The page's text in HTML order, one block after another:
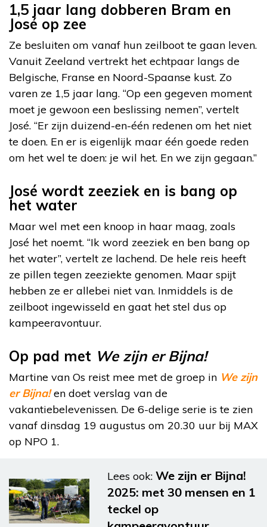
1,5 jaar lang dobberen Bram en
José op zee
Ze besluiten om vanaf hun zeilboot te gaan leven.
Vanuit Zeeland vertrekt het echtpaar langs de
Belgische, Franse en Noord-Spaanse kust. Zo
varen ze 1,5 jaar lang. “Op een gegeven moment
moet je gewoon een beslissing nemen”, vertelt
José. “Er zijn duizend-en-één redenen om het niet
te doen. En er is eigenlijk maar één goede reden
om het wel te doen: je wil het. En we zijn gegaan.”
José wordt zeeziek en is bang op
het water
Maar wel met een knoop in haar maag, zoals
José het noemt. “Ik word zeeziek en ben bang op
het water”, vertelt ze lachend. De hele reis heeft
ze pillen tegen zeeziekte genomen. Maar spijt
hebben ze er allebei niet van. Inmiddels is de
zeilboot ingewisseld en gaat het stel dus op
kampeeravontuur.
Op pad met We zijn er Bijna!
Martine van Os reist mee met de groep in We zijn
er Bijna!en doet verslag van de
vakantiebelevenissen. De 6-delige serie is te zien
vanaf dinsdag 19 augustus om 20.30 uur bij MAX
op NPO 1.
Lees ook: We zijn er Bijna!
2025: met 30 mensen en 1
teckel op